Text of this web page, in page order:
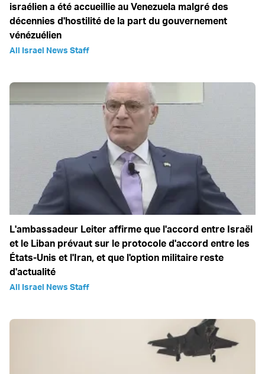
israélien a été accueillie au Venezuela malgré des
décennies d'hostilité de la part du gouvernement
vénézuélien
All Israel News Staff
L'ambassadeur Leiter affirme que l'accord entre Israël
et le Liban prévaut sur le protocole d'accord entre les
États-Unis et l'Iran, et que l'option militaire reste
d'actualité
All Israel News Staff